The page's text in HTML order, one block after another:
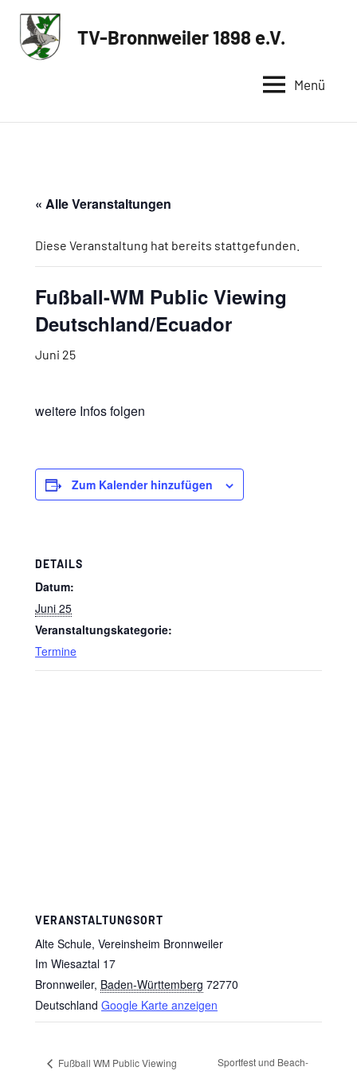
Zum
Inhalt
springen
TV-Bronnweiler 1898 e.V.
Sportverein
Menü
« Alle Veranstaltungen
Diese Veranstaltung hat bereits stattgefunden.
Fußball-WM Public Viewing
Deutschland/Ecuador
Juni 25
weitere Infos folgen
Zum Kalender hinzufügen
DETAILS
Datum:
Juni 25
Veranstaltungskategorie:
Termine
VERANSTALTUNGSORT
Alte Schule, Vereinsheim Bronnweiler
Im Wiesaztal 17
Bronnweiler, Baden-Württemberg 72770
Deutschland Google Karte anzeigen
Fußball WM Public Viewing Sportfest und Beach-